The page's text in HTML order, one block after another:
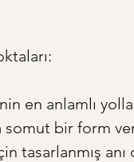
en anlamlı
somut bir form
tasarlanmış